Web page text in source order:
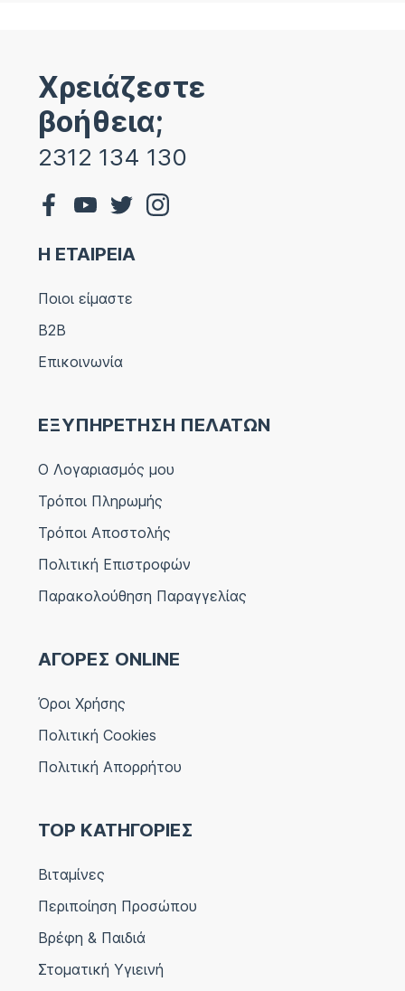
Χρειάζεστε
βοήθεια;
2312 134 130
Η ΕΤΑΙΡΕΙΑ
Ποιοι είμαστε
B2B
Επικοινωνία
ΕΞΥΠΗΡΕΤΗΣΗ ΠΕΛΑΤΩΝ
Ο Λογαριασμός μου
Τρόποι Πληρωμής
Τρόποι Αποστολής
Πολιτική Επιστροφών
Παρακολούθηση Παραγγελίας
ΑΓΟΡΕΣ ONLINE
Όροι Χρήσης
Πολιτική Cookies
Πολιτική Απορρήτου
TOP ΚΑΤΗΓΟΡΙΕΣ
Βιταμίνες
Περιποίηση Προσώπου
Βρέφη & Παιδιά
Στοματική Υγιεινή